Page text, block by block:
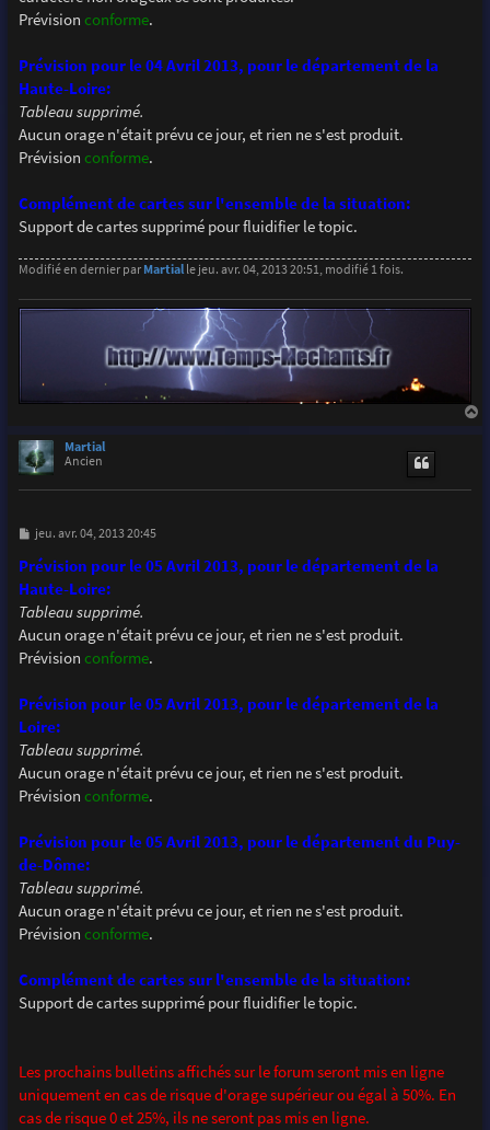
Prévision conforme.
Prévision pour le 04 Avril 2013, pour le département de la
Haute-Loire:
Tableau supprimé.
Aucun orage n'était prévu ce jour, et rien ne s'est produit.
Prévision conforme.
Complément de cartes sur l'ensemble de la situation:
Support de cartes supprimé pour fluidifier le topic.
Modifié en dernier par Martialle jeu. avr. 04, 2013 20:51, modifié 1 fois.
Martial
Ancien
M
s
s
a
g
e
jeu. avr. 04, 2013 20:45
Prévision pour le 05 Avril 2013, pour le département de la
Haute-Loire:
Tableau supprimé.
Aucun orage n'était prévu ce jour, et rien ne s'est produit.
Prévision conforme.
Prévision pour le 05 Avril 2013, pour le département de la
Loire:
Tableau supprimé.
Aucun orage n'était prévu ce jour, et rien ne s'est produit.
Prévision conforme.
Prévision pour le 05 Avril 2013, pour le département du Puy-
de-Dôme:
Tableau supprimé.
Aucun orage n'était prévu ce jour, et rien ne s'est produit.
Prévision conforme.
Complément de cartes sur l'ensemble de la situation:
Support de cartes supprimé pour fluidifier le topic.
Les prochains bulletins affichés sur le forum seront mis en ligne
uniquement en cas de risque d'orage supérieur ou égal à 50%. En
cas de risque 0 et 25%, ils ne seront pas mis en ligne.